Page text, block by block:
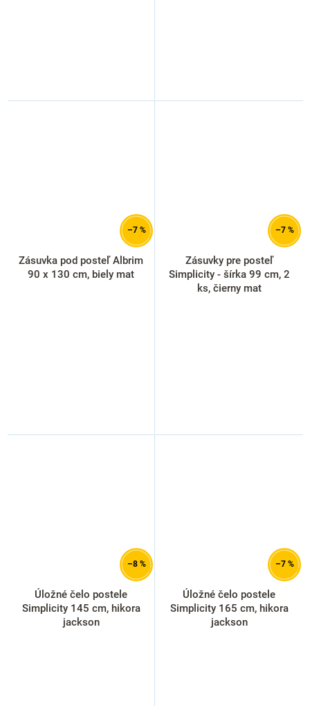
–7 %
Zásuvka pod posteľ Albrim
90 x 130 cm, biely mat
–7 %
Zásuvky pre posteľ
Simplicity - šírka 99 cm, 2
ks, čierny mat
–8 %
Úložné čelo postele
Simplicity 145 cm, hikora
jackson
–7 %
Úložné čelo postele
Simplicity 165 cm, hikora
jackson